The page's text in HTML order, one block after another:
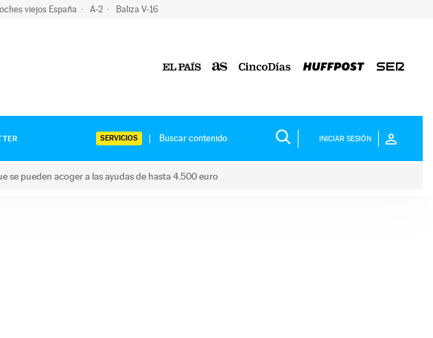
viejos España A-2 Baliza V-16
SERVICIOS INICIAR SESIÓN
pueden acoger a las ayudas de hasta 4.500 euro